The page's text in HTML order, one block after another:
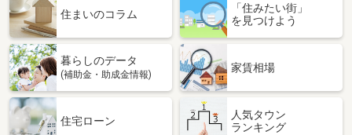
価 格
山口県宇部市西宇部南２
専有面積 22.35m²
間取り
山口県美祢市大嶺町東分
住まいのコラム
「住みたい街」
を見つけよう
暮らしのデータ
(補助金・助成金情報)
家賃相場
住宅ローン
人気タウン
ランキング